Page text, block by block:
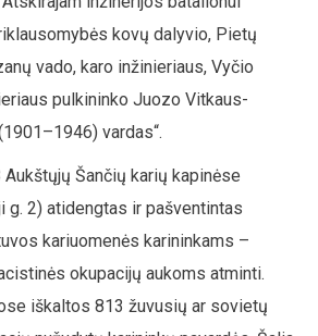
kovų dalyvio, Pietų
vado, karo inžinieriaus, Vyčio
pulkininko Juozo Vitkaus-
vardas“.
Šančių karių kapinėse
g. 2) atidengtas ir pašventintas
kariuomenės karininkams –
okupacijų aukoms atminti.
iškaltos 813 žuvusių ar sovietų